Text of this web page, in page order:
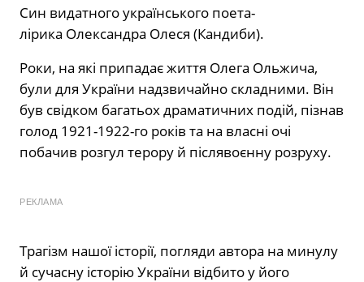
Син видатного українського поета-
лірика Олександра Олеся (Кандиби).
Роки, на які припадає життя Олега Ольжича,
були для України надзвичайно складними. Він
був свідком багатьох драматичних подій, пізнав
голод 1921-1922-го років та на власні очі
побачив розгул терору й післявоєнну розруху.
РЕКЛАМА
Трагізм нашої історії, погляди автора на минулу
й сучасну історію України відбито у його